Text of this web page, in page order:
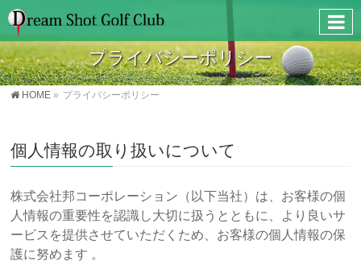
プライバシーポリシー
HOME » プライバシーポリシー
個人情報の取り扱いについて
株式会社邦コーポレーション（以下当社）は、お客様の個
人情報の重要性を認識し大切に扱うとともに、より良いサ
ービスを提供させていただくため、お客様の個人情報の保
護に努めます 。